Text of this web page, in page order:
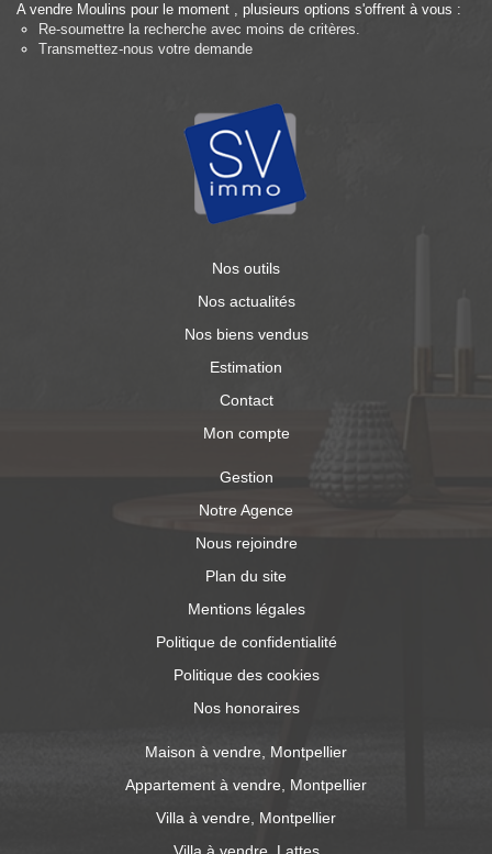
A vendre Moulins pour le moment , plusieurs options s'offrent à vous :
Re-soumettre la recherche avec moins de critères.
Transmettez-nous votre demande
Nos outils
Nos actualités
Nos biens vendus
Estimation
Contact
Mon compte
Gestion
Notre Agence
Nous rejoindre
Plan du site
Mentions légales
Politique de confidentialité
Politique des cookies
Nos honoraires
Maison à vendre, Montpellier
Appartement à vendre, Montpellier
Villa à vendre, Montpellier